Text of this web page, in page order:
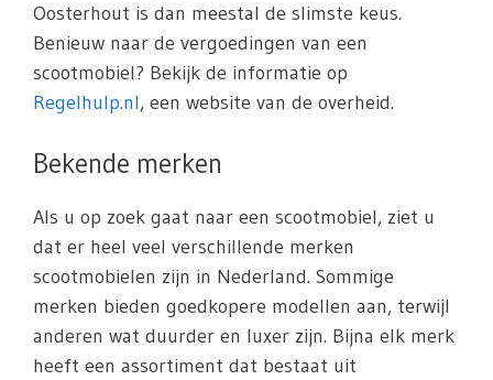
Oosterhout is dan meestal de slimste keus.
Benieuw naar de vergoedingen van een
scootmobiel? Bekijk de informatie op
Regelhulp.nl, een website van de overheid.
Bekende merken
Als u op zoek gaat naar een scootmobiel, ziet u
dat er heel veel verschillende merken
scootmobielen zijn in Nederland. Sommige
merken bieden goedkopere modellen aan, terwijl
anderen wat duurder en luxer zijn. Bijna elk merk
heeft een assortiment dat bestaat uit